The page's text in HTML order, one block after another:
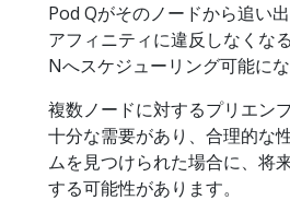
Pod Qがそのノードから追い
アフィニティに違反しなくな
Nへスケジューリング可能にな
複数ノードに対するプリエン
十分な需要があり、合理的な
ムを見つけられた場合に、将
する可能性があります。